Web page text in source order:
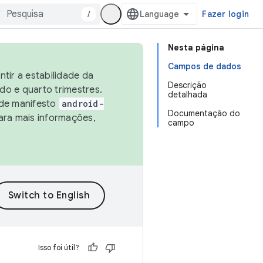
/ Fazer login
Nesta página
Campos de dados
Descrição
detalhada
Documentação do
campo
a estabilidade da
e quarto trimestres.
manifesto
android-
mais informações,
Isso foi útil?